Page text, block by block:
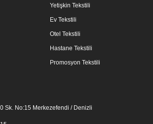
Yetişkin Tekstili
Ev Tekstili
Otel Tekstili
Hastane Tekstili
Promosyon Tekstili
Sk. No:15 Merkezefendi / Denizli